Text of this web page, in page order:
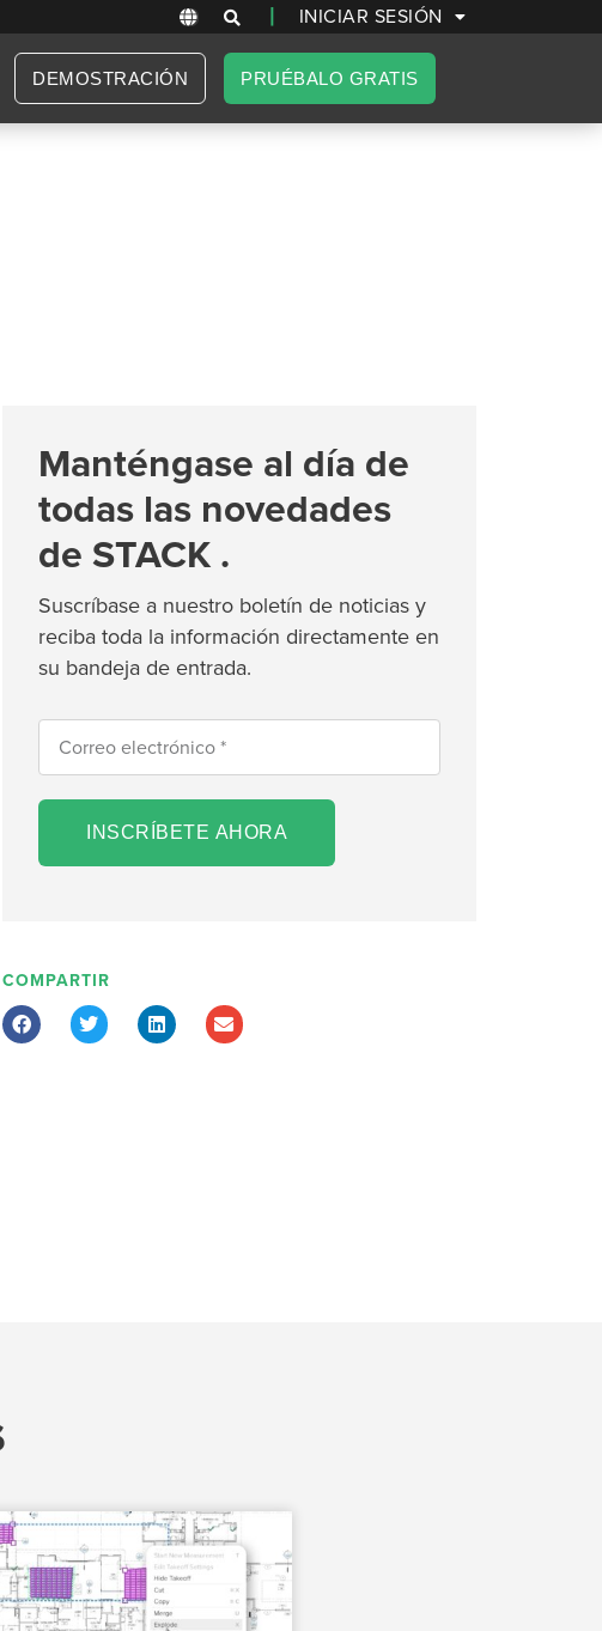
| INICIAR SESIÓN
DEMOSTRACIÓN PRUÉBALO GRATIS
Manténgase al día de
todas las novedades
de STACK .
Suscríbase a nuestro boletín de noticias y
reciba toda la información directamente en
su bandeja de entrada.
INSCRÍBETE AHORA
COMPARTIR